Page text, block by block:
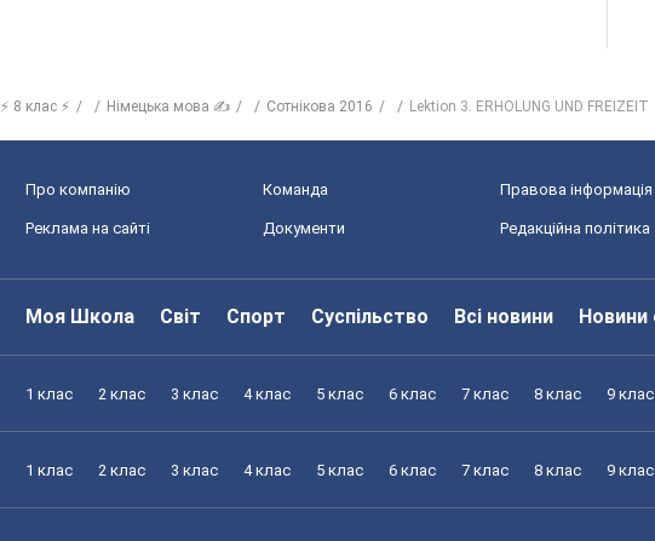
⚡ 8 клас ⚡ Німецька мова ✍ Сотнікова 2016 Lektion 3. ERHOLUNG UND FREIZEIT
Про компанію Команда Правова інформація
Реклама на сайті Документи Редакційна політика
Моя Школа Світ Спорт Суспільство Всі новини Новини
1 клас 2 клас 3 клас 4 клас 5 клас 6 клас 7 клас 8 клас 9 клас
1 клас 2 клас 3 клас 4 клас 5 клас 6 клас 7 клас 8 клас 9 клас